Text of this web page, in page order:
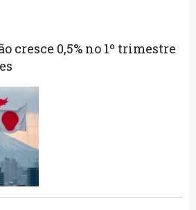
cresce 0,5% no 1º trimestre